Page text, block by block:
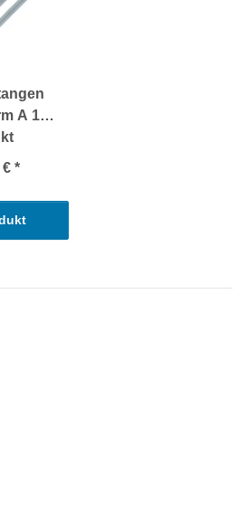
A 1m
€ *